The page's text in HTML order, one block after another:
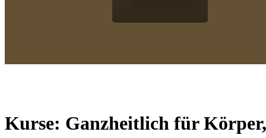
Kurse: Ganzheitlich für